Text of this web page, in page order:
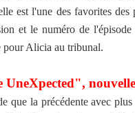
est l'une des favorites
et le numéro de
pour Alicia au tribunal.
UneXpected",
que la précédente avec